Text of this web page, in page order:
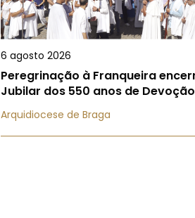
6 agosto 2026
Peregrinação à Franqueira
Jubilar dos 550 anos de
Arquidiocese de Braga